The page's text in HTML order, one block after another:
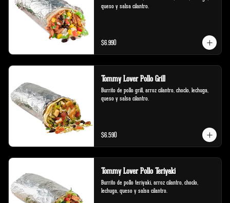
queso y salsa cilantro.
$6.990
Tommy Lover Pollo Grill
Burrito de pollo grill, arroz cilantro, choclo, lechuga,
queso y salsa cilantro.
$6.590
Tommy Lover Pollo Teriyaki
Burrito de pollo teriyaki, arroz cilantro, choclo,
lechuga, queso y salsa cilantro.